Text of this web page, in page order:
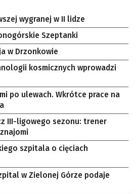
wygranej w II lidze
Szeptanki
w Drzonkowie
kosmicznych wprowadzi
po ulewach. Wkrótce prace na
III-ligowego sezonu: trener
szpitala o cięciach
w Zielonej Górze podaje